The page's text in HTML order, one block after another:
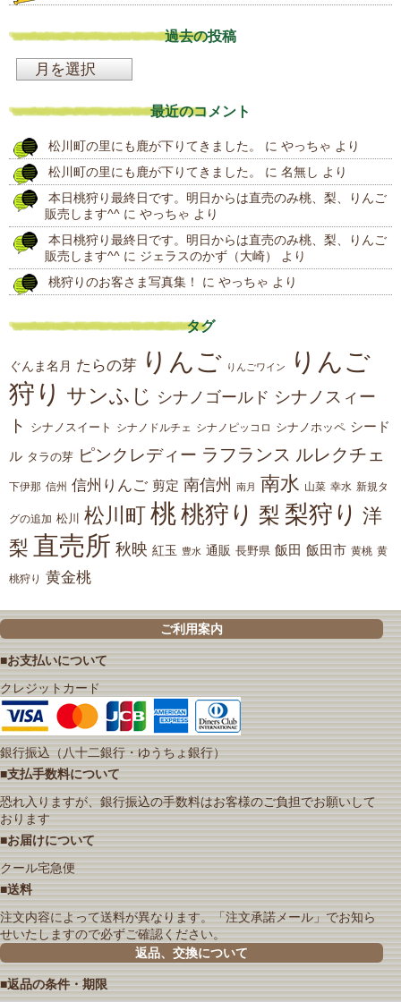
過去の投稿
投
稿
最近のコメント
松川町の里にも鹿が下りてきました。 に やっちゃ より
松川町の里にも鹿が下りてきました。
に 名無し より
本日桃狩り最終日です。明日からは直売のみ桃、梨、りんご
販売します^^ に やっちゃ より
本日桃狩り最終日です。明日からは直売のみ桃、梨、りんご
販売します^^ に ジェラスのかず（大崎）
より
桃狩りのお客さま写真集！
に やっちゃ より
タグ
ぐんま名月 たらの芽 りんご りんごワイン
りんご
狩り サンふじ シナノゴールド シナノスィー
ト
シナノスイート シナノドルチェ シナノピッコロ シナノホッペ シード
ル タラの芽 ピンクレディー ラフランス ルレクチェ
下伊那 信州 信州りんご 剪定 南信州 南月 南水 山菜 幸水 新規タ
グの追加 松川 松川町 桃桃狩り 梨 梨狩り 洋
梨 直売所 秋映 紅玉 豊水 通販 長野県 飯田 飯田市 黄桃 黄
桃狩り 黄金桃
ご利用案内
■お支払いについて
クレジットカード
銀行振込（八十二銀行・ゆうちょ銀行）
■支払手数料について
恐れ入りますが、銀行振込の手数料はお客様のご負担でお願いして
おります
■お届けについて
クール宅急便
■送料
注文内容によって送料が異なります。「注文承諾メール」でお知ら
せいたしますので必ずご確認ください。
返品、交換について
■返品の条件・期限